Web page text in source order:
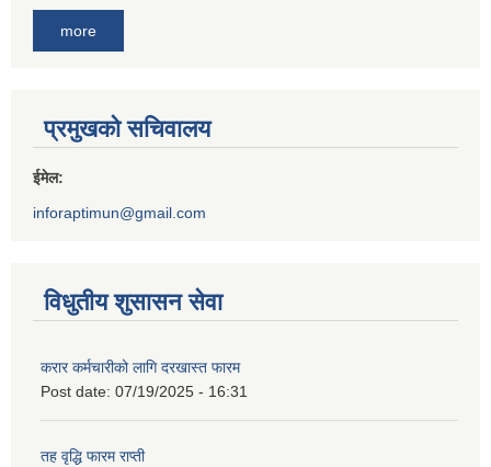
more
प्रमुखको सचिवालय
ईमेल:
inforaptimun@gmail.com
विधुतीय शुसासन सेवा
करार कर्मचारीको लागि दरखास्त फारम
Post date: 07/19/2025 - 16:31
तह वृद्धि फारम राप्ती